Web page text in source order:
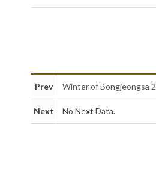
Prev Winter of Bongjeongsa 2
Next No Next Data.